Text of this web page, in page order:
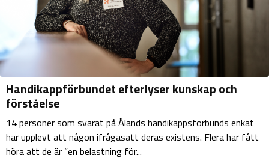
Handikappförbundet efterlyser kunskap och
förståelse
14 personer som svarat på Ålands handikappsförbunds enkät
har upplevt att någon ifrågasatt deras existens. Flera har fått
höra att de är ”en belastning för...